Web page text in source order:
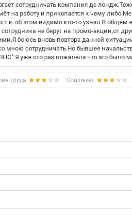
сотрудничать компания де
на работу и прикопается к чему-
об этом видимо кто-то узнал.В общем
не берут на промо-акции,от
боюсь вновь повтора данной
мною сотрудничать.Но бывшее
уже сто раз пожалела что это было
труда: Соц.пакет: